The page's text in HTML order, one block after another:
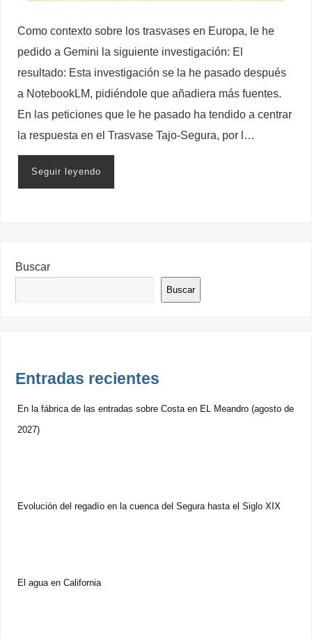
Como contexto sobre los trasvases en Europa, le he
pedido a Gemini la siguiente investigación: El
resultado: Esta investigación se la he pasado después
a NotebookLM, pidiéndole que añadiera más fuentes.
En las peticiones que le he pasado ha tendido a centrar
la respuesta en el Trasvase Tajo-Segura, por l…
Seguir leyendo
Buscar
Buscar
Entradas recientes
En la fábrica de las entradas sobre Costa en EL Meandro (agosto de
2027)
Evolución del regadío en la cuenca del Segura hasta el Siglo XIX
El agua en California